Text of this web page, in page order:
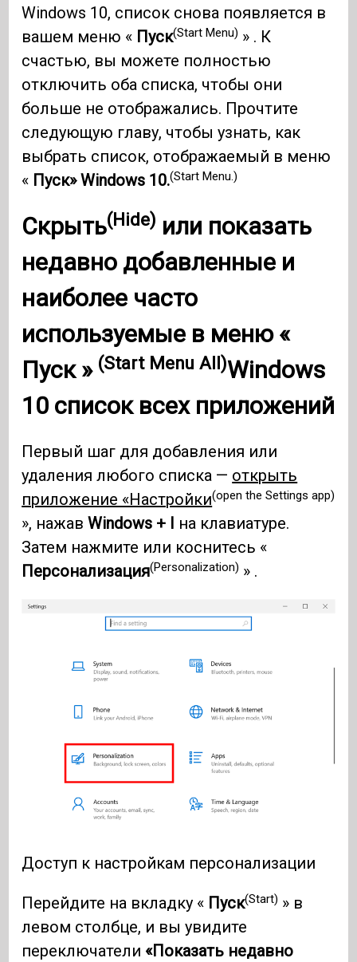
Windows 10, список снова появляется в
вашем меню « Пуск(Start Menu) » . К
счастью, вы можете полностью
отключить оба списка, чтобы они
больше не отображались. Прочтите
следующую главу, чтобы узнать, как
выбрать список, отображаемый в меню
« Пуск» Windows 10.(Start Menu.)
Скрыть(Hide) или показать
недавно добавленные и
наиболее часто
используемые в меню «
Пуск » (Start Menu All)Windows
10 список всех приложений
Первый шаг для добавления или
удаления любого списка — открыть
приложение «Настройки(open the Settings app)
», нажавWindows + I на клавиатуре.
Затем нажмите или коснитесь «
Персонализация(Personalization) » .
Доступ к настройкам персонализации
Перейдите на вкладку « Пуск(Start) » в
левом столбце, и вы увидите
переключатели «Показать недавно